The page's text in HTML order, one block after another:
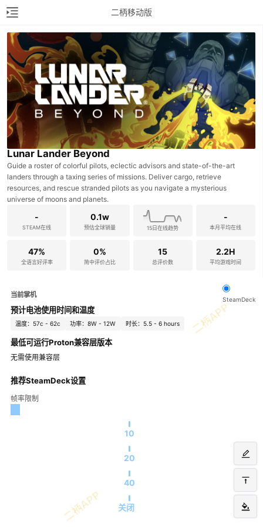
二柄移动版
Lunar Lander Beyond
Guide a roster of colorful pilots, eclectic advisors and state-of-the-art
landers through a taxing series of missions. Deliver cargo, retrieve
resources, and rescue stranded pilots as you navigate a mysterious
universe of moons and planets.
-
STEAM在线
0.1w
预估全球销量 15日在线趋势
-
本月平均在线
47%
全语言好评率
0%
简中评价占比
15
总评价数
2.2H
平均游戏时间
当前掌机
SteamDeck
预计电池使用时间和温度
温度：57c - 62c 功率：8W - 12W 时长：5.5 - 6 hours
最低可运行Proton兼容层版本
无需使用兼容层
推荐SteamDeck设置
帧率限制
10
20
40
关闭